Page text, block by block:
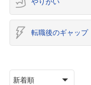
転職後のギャップ
新着順